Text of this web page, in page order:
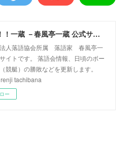
まくれ！！一蔵 －春風亭一蔵 公式サイト－
人落語協会所属 落語家 春風亭一
イトです。 落語会情報、日頃のボー
競艇）の勝敗などを更新します。
tachibana
ー